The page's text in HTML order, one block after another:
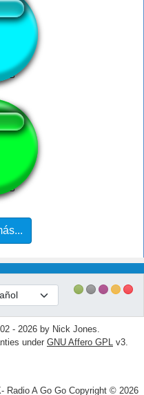
- 2026 by Nick Jones.
under GNU Affero GPL v3.
Radio A Go Go Copyright © 2026